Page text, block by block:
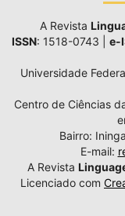
A Revista
ISSN: 1518-0743 | e-
Universidade
Centro de Ciências
Bairro:
E-mail:
A Revista
Licenciado com